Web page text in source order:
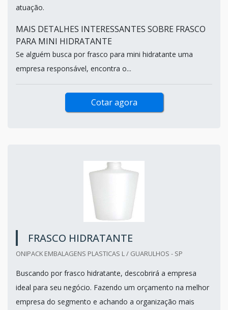
atuação.
MAIS DETALHES INTERESSANTES SOBRE FRASCO
PARA MINI HIDRATANTE
Se alguém busca por frasco para mini hidratante uma
empresa responsável, encontra o...
Cotar agora
FRASCO HIDRATANTE
ONIPACK EMBALAGENS PLASTICAS L / GUARULHOS - SP
Buscando por frasco hidratante, descobrirá a empresa
ideal para seu negócio. Fazendo um orçamento na melhor
empresa do segmento e achando a organização mais